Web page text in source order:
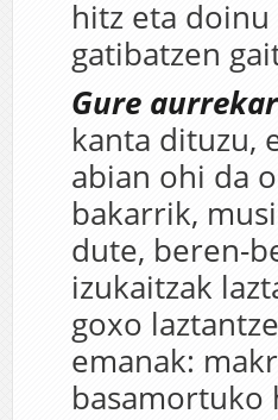
hitz eta
gatibatzen
Gure
kanta dituzu,
abian ohi da
bakarrik,
dute, beren-
izukaitzak
goxo
emanak:
basamortuko